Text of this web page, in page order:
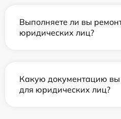
Выполняете ли вы
юридических лиц?
Какую документацию вы
для юридических лиц?